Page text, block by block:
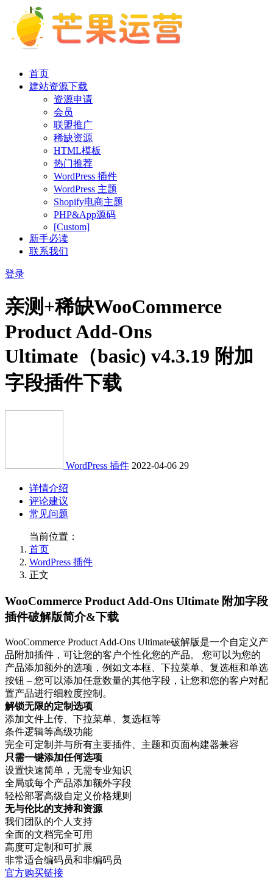
首页
建站资源下载
资源申请
会员
联盟推广
稀缺资源
HTML模板
热门推荐
WordPress 插件
WordPress 主题
Shopify电商主题
PHP&App源码
[Custom]
新手必读
联系我们
登录
亲测+稀缺WooCommerce
Product Add-Ons
Ultimate（basic) v4.3.19 附加
字段插件下载
WordPress 插件 2022-04-06 29
详情介绍
评论建议
常见问题
当前位置：
首页
WordPress 插件
正文
WooCommerce Product Add-Ons Ultimate 附加字段
插件破解版简介&下载
WooCommerce Product Add-Ons Ultimate破解版是一个自定义产
品附加插件，可让您的客户个性化您的产品。 您可以为您的
产品添加额外的选项，例如文本框、下拉菜单、复选框和单选
按钮 – 您可以添加任意数量的其他字段，让您和您的客户对配
置产品进行细粒度控制。
解锁无限的定制选项
添加文件上传、下拉菜单、复选框等
条件逻辑等高级功能
完全可定制并与所有主要插件、主题和页面构建器兼容
只需一键添加任何选项
设置快速简单，无需专业知识
全局或每个产品添加额外字段
轻松部署高级自定义价格规则
无与伦比的支持和资源
我们团队的个人支持
全面的文档完全可用
高度可定制和可扩展
非常适合编码员和非编码员
官方购买链接